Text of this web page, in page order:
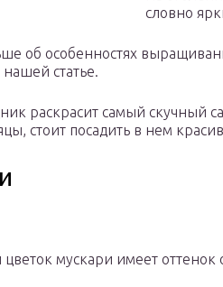
словно
об особенностях
статье.
раскрасит самый скучный
стоит посадить в нем
мускари имеет оттенок